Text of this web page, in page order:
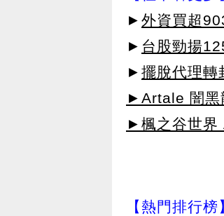
► 外資買超
► 台股勁揚
► 擺脫代理轉
►Artale 闇黑
►楓之谷世界
【熱門排行榜